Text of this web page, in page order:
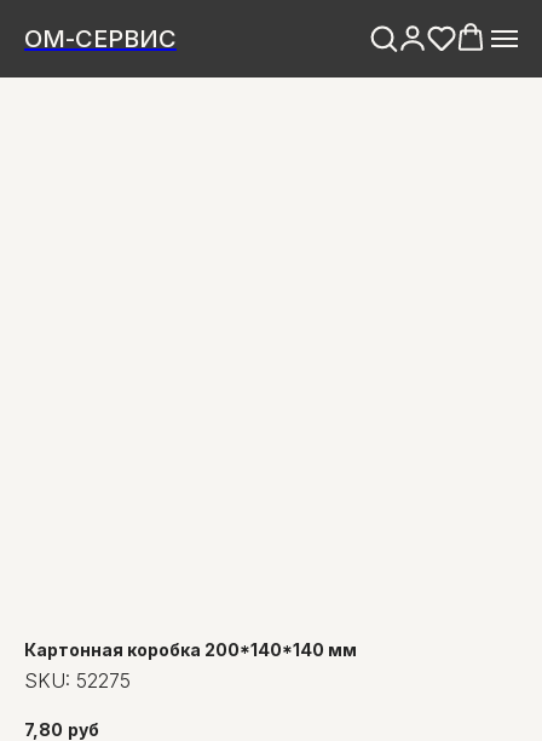
ОМ-СЕРВИС
Картонная коробка 200*140*140 мм
SKU: 52275
7,80 руб